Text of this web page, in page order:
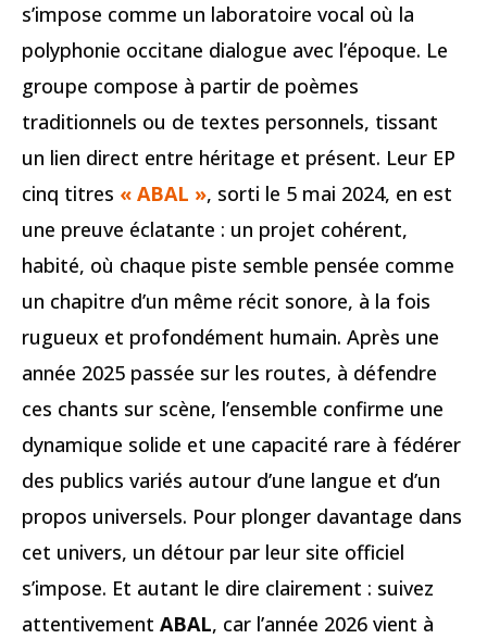
s’impose comme un laboratoire vocal où la
polyphonie occitane dialogue avec l’époque. Le
groupe compose à partir de poèmes
traditionnels ou de textes personnels, tissant
un lien direct entre héritage et présent. Leur EP
cinq titres « ABAL », sorti le 5 mai 2024, en est
une preuve éclatante : un projet cohérent,
habité, où chaque piste semble pensée comme
un chapitre d’un même récit sonore, à la fois
rugueux et profondément humain. Après une
année 2025 passée sur les routes, à défendre
ces chants sur scène, l’ensemble confirme une
dynamique solide et une capacité rare à fédérer
des publics variés autour d’une langue et d’un
propos universels. Pour plonger davantage dans
cet univers, un détour par leur site officiel
s’impose. Et autant le dire clairement : suivez
attentivement ABAL, car l’année 2026 vient à